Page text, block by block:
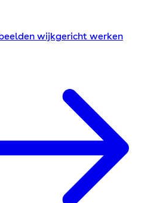
wijkgericht werken